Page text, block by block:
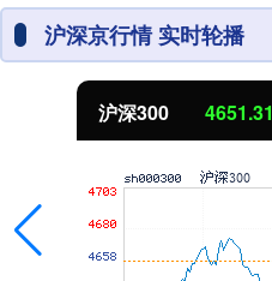
沪深京行情 实时轮播
沪深300 4651.31